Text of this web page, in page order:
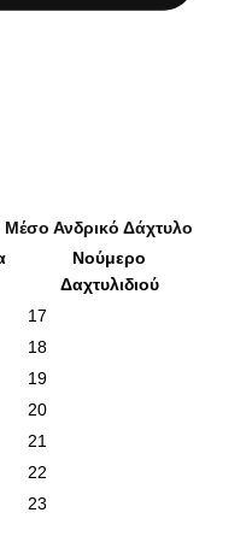
Μέσο Ανδρικό Δάχτυλο
Νούμερο
Δαχτυλιδιού
17
18
19
20
21
22
23